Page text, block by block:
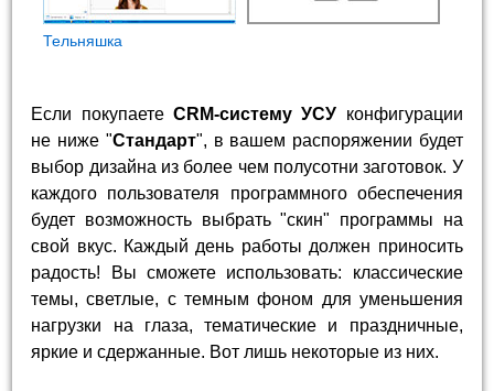
Тельняшка
Если покупаете CRM-систему УСУ конфигурации
не ниже "Стандарт", в вашем распоряжении будет
выбор дизайна из более чем полусотни заготовок. У
каждого пользователя программного обеспечения
будет возможность выбрать "скин" программы на
свой вкус. Каждый день работы должен приносить
радость! Вы сможете использовать: классические
темы, светлые, с темным фоном для уменьшения
нагрузки на глаза, тематические и праздничные,
яркие и сдержанные. Вот лишь некоторые из них.